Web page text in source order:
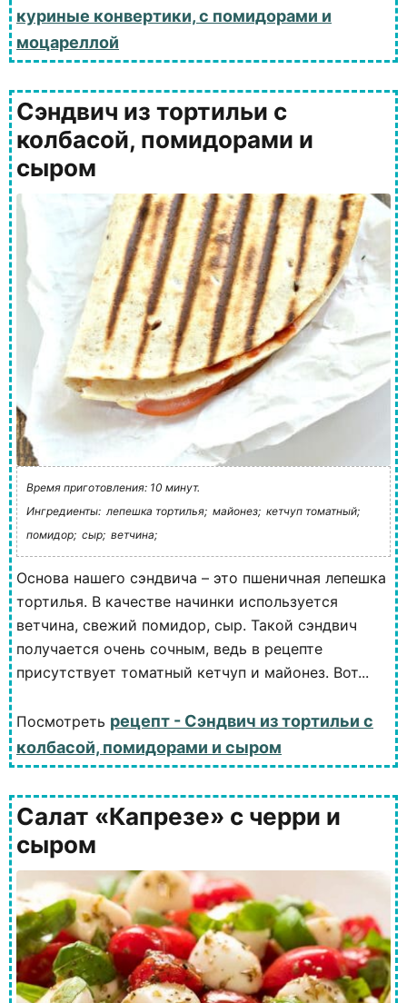
куриные конвертики, с помидорами и
моцареллой
Сэндвич из тортильи с
колбасой, помидорами и
сыром
Время приготовления: 10 минут.
Ингредиенты: лепешка тортилья; майонез; кетчуп томатный;
помидор; сыр; ветчина;
Основа нашего сэндвича – это пшеничная лепешка
тортилья. В качестве начинки используется
ветчина, свежий помидор, сыр. Такой сэндвич
получается очень сочным, ведь в рецепте
присутствует томатный кетчуп и майонез. Вот...
Посмотреть рецепт - Сэндвич из тортильи с
колбасой, помидорами и сыром
Салат «Капрезе» с черри и
сыром